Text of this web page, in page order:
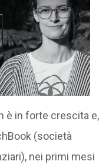
è in forte crescita e,
(società
nei primi mesi